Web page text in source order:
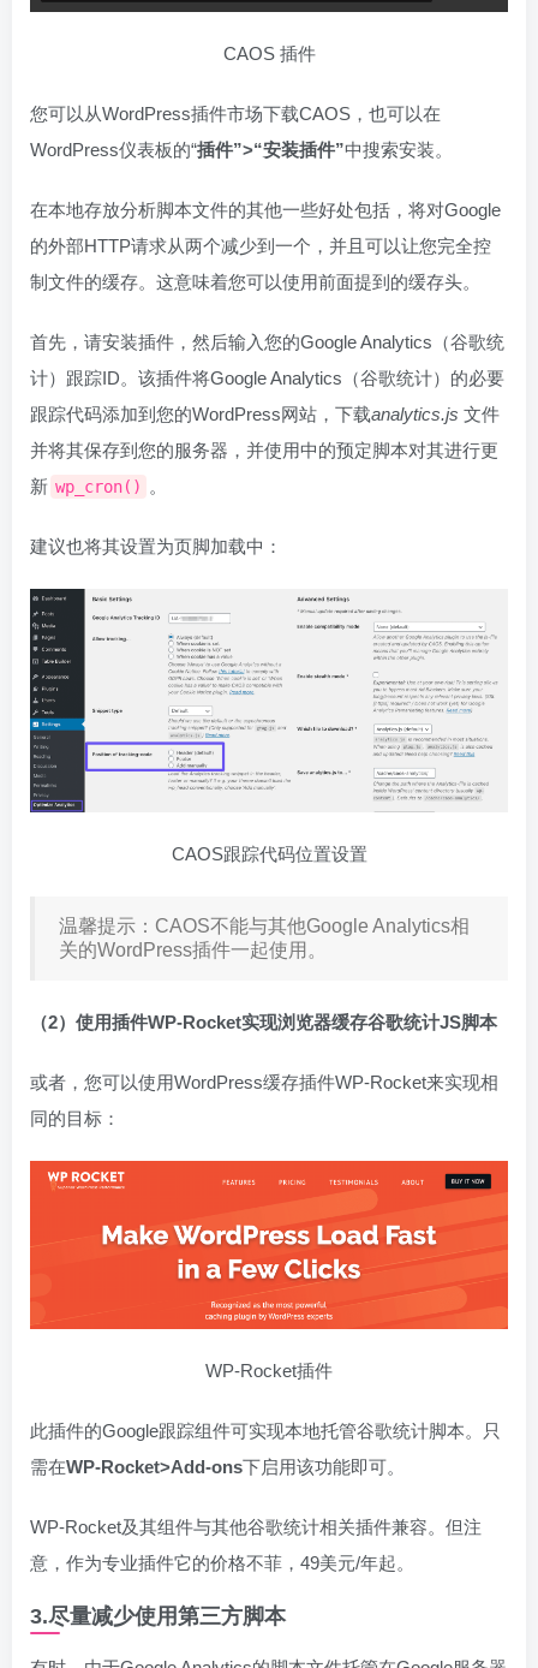
CAOS 插件
您可以从WordPress插件市场下载CAOS，也可以在
WordPress仪表板的“插件”>“安装插件”中搜索安装。
在本地存放分析脚本文件的其他一些好处包括，将对Google
的外部HTTP请求从两个减少到一个，并且可以让您完全控
制文件的缓存。这意味着您可以使用前面提到的缓存头。
首先，请安装插件，然后输入您的Google Analytics（谷歌统
计）跟踪ID。该插件将Google Analytics（谷歌统计）的必要
跟踪代码添加到您的WordPress网站，下载analytics.js 文件
并将其保存到您的服务器，并使用中的预定脚本对其进行更
新 wp_cron() 。
建议也将其设置为页脚加载中：
CAOS跟踪代码位置设置
温馨提示：CAOS不能与其他Google Analytics相
关的WordPress插件一起使用。
（2）使用插件WP-Rocket实现浏览器缓存谷歌统计JS脚本
或者，您可以使用WordPress缓存插件WP-Rocket来实现相
同的目标：
WP-Rocket插件
此插件的Google跟踪组件可实现本地托管谷歌统计脚本。只
需在WP-Rocket>Add-ons下启用该功能即可。
WP-Rocket及其组件与其他谷歌统计相关插件兼容。但注
意，作为专业插件它的价格不菲，49美元/年起。
3.尽量减少使用第三方脚本